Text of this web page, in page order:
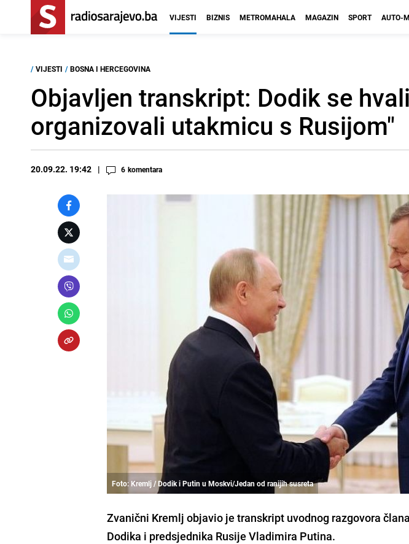
VIJESTI BIZNIS METROMAHALA MAGAZIN SPORT AUTO-
/ VIJESTI / BOSNA I HERCEGOVINA
Objavljen transkript: Dodik se
organizovali utakmicu s Rusijom"
20.09.22. 19:42 6 komentara
Foto: Kremlj / Dodik i Putin u Moskvi/Jedan od ranijih susreta
Zvanični Kremlj objavio je transkript uvodnog razgovora
Dodika i predsjednika Rusije Vladimira Putina.